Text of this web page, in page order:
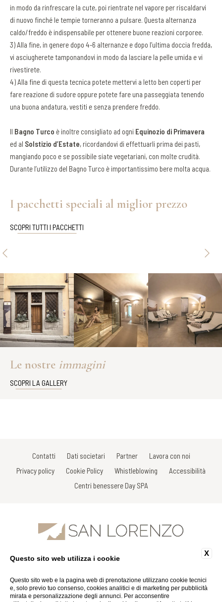
in modo da rinfrescare la cute, poi rientrate nel vapore per riscaldarvi
di nuovo finché le tempie torneranno a pulsare. Questa alternanza
caldo/freddo è indispensabile per ottenere buone reazioni corporee.
3) Alla fine, in genere dopo 4-6 alternanze e dopo l’ultima doccia fredda,
vi asciugherete tamponandovi in modo da lasciare la pelle umida e vi
rivestirete.
4) Alla fine di questa tecnica potete mettervi a letto ben coperti per
fare reazione di sudore oppure potete fare una passeggiata tenendo
una buona andatura, vestiti e senza prendere freddo.
Il Bagno Turco è inoltre consigliato ad ogni Equinozio di Primavera
ed al Solstizio d’Estate, ricordandovi di effettuarli prima dei pasti,
mangiando poco e se possibile siate vegetariani, con molte crudità.
Durante l’utilizzo del Bagno Turco è importantissimo bere molta acqua.
I pacchetti speciali al miglior prezzo
SCOPRI TUTTI I PACCHETTI
Le nostre immagini
SCOPRI LA GALLERY
Contatti Dati societari Partner
Lavora con noi
Privacy policy
Cookie Policy Whistleblowing
Accessibilità
Centri benessere Day SPA
Via Gracco del Secco, 111 - 53034 Colle di Val D'Elsa - Siena - Italy
Fax: +39 0577 926863
Email:info@spasanlorenzo.it
P.Iva 01116290527
X
Questo sito web utilizza i cookie
Questo sito web e la pagina web di prenotazione utilizzano cookie tecnici
e, solo previo tuo consenso, cookies analitici e di marketing per pubblicità
mirata e personalizzazione degli annunci. Per acconsentire